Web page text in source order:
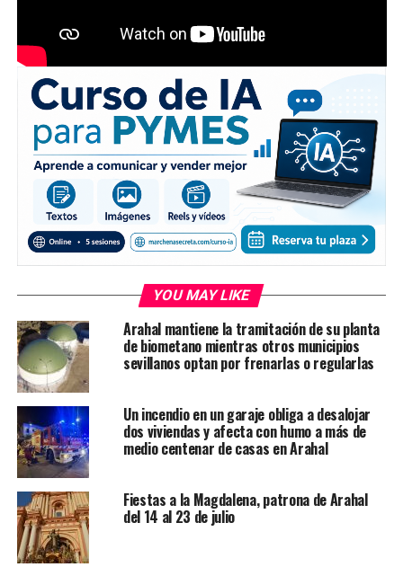
YOU MAY LIKE
Arahal mantiene la tramitación de su planta
de biometano mientras otros municipios
sevillanos optan por frenarlas o regularlas
Un incendio en un garaje obliga a desalojar
dos viviendas y afecta con humo a más de
medio centenar de casas en Arahal
Fiestas a la Magdalena, patrona de Arahal
del 14 al 23 de julio